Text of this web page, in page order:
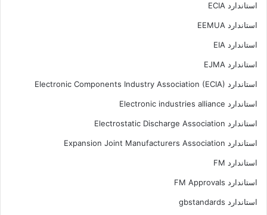
استاندارد ECIA
استاندارد EEMUA
استاندارد EIA
استاندارد EJMA
استاندارد Electronic Components Industry Association (ECIA)
استاندارد Electronic industries alliance
استاندارد Electrostatic Discharge Association
استاندارد Expansion Joint Manufacturers Association
استاندارد FM
استاندارد FM Approvals
استاندارد gbstandards